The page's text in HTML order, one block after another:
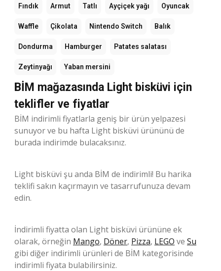
Fındık Armut Tatlı Ayçiçek yağı Oyuncak
Waffle Çikolata Nintendo Switch Balık
Dondurma Hamburger Patates salatası
Zeytinyağı Yaban mersini
BİM mağazasında Light bisküvi için
teklifler ve fiyatlar
BİM indirimli fiyatlarla geniş bir ürün yelpazesi
sunuyor ve bu hafta Light bisküvi ürününü de
burada indirimde bulacaksınız.
Light bisküvi şu anda BİM de indirimli! Bu harika
teklifi sakın kaçırmayın ve tasarrufunuza devam
edin.
İndirimli fiyatta olan Light bisküvi ürününe ek
olarak, örneğin Mango, Döner, Pizza, LEGO ve Su
gibi diğer indirimli ürünleri de BİM kategorisinde
indirimli fiyata bulabilirsiniz.